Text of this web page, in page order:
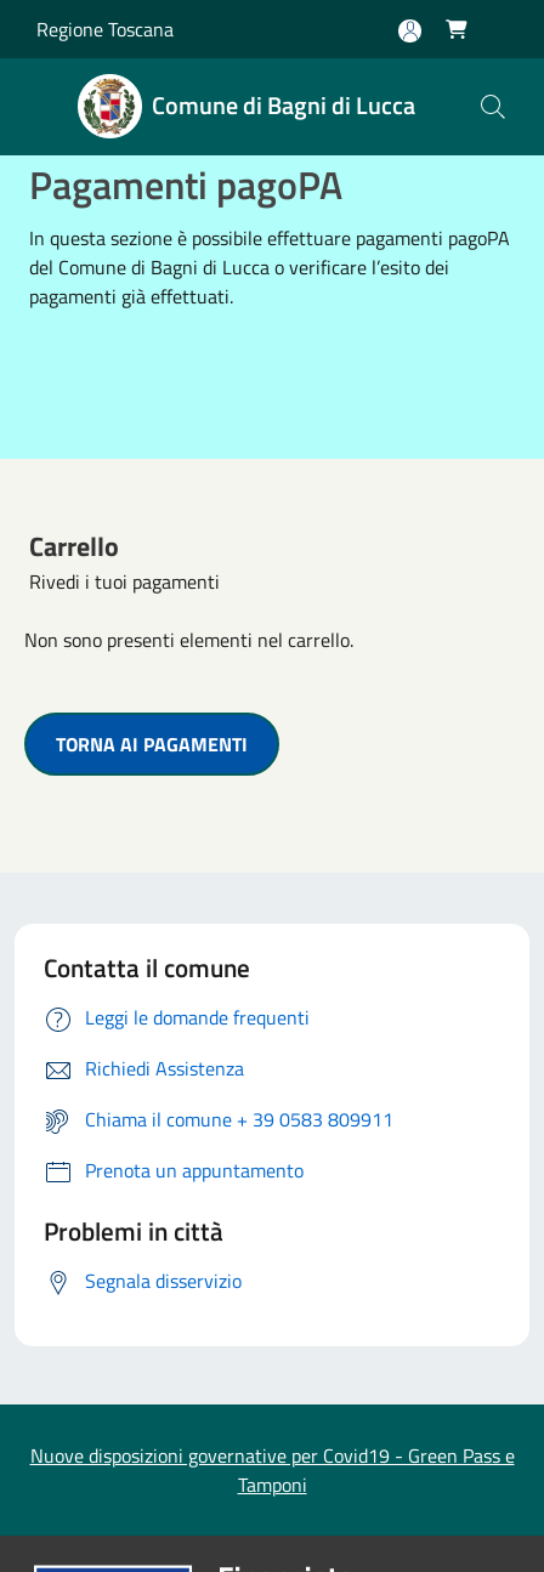
Regione Toscana 
Comune di Bagni di Lucca
Pagamenti pagoPA
In questa sezione è possibile effettuare pagamenti pagoPA
del Comune di Bagni di Lucca o verificare l’esito dei
pagamenti già effettuati.
Carrello
Rivedi i tuoi pagamenti
Non sono presenti elementi nel carrello.
TORNA AI PAGAMENTI
Contatta il comune
Leggi le domande frequenti
Richiedi Assistenza
Chiama il comune + 39 0583 809911
Prenota un appuntamento
Problemi in città
Segnala disservizio
Nuove disposizioni governative per Covid19 - Green Pass e
Tamponi